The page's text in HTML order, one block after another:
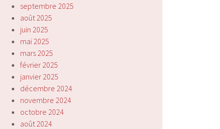
septembre 2025
août 2025
juin 2025
mai 2025
mars 2025
février 2025
janvier 2025
décembre 2024
novembre 2024
octobre 2024
août 2024